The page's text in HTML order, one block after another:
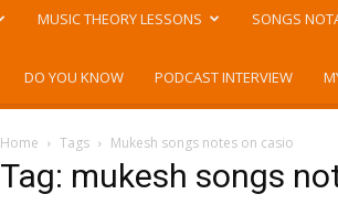
MUSIC THEORY LESSONS SONGS
DO YOU KNOW PODCAST INTERVIEW
Home Tags Mukesh songs notes on casio
Tag: mukesh songs